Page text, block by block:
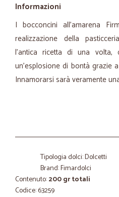
Informazioni
I bocconcini all'amarena
realizzazione della
l'antica ricetta di una volta,
un'esplosione di bontà grazie
Innamorarsi sarà veramente
Tipologia dolci: Dolcetti
Brand: Fimardolci
Contenuto:200 gr totali
Codice: 63259